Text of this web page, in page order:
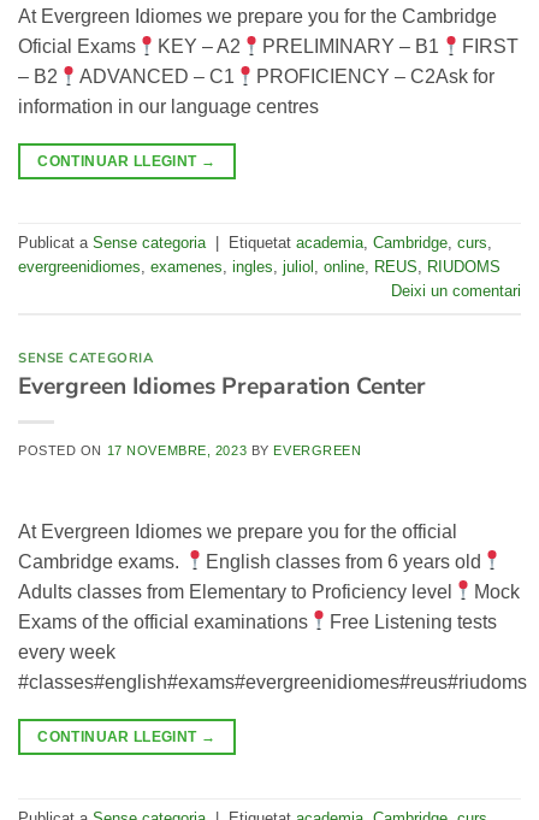
At Evergreen Idiomes we prepare you for the Cambridge
Oficial Exams
KEY – A2 PRELIMINARY – B1
FIRST
– B2
ADVANCED – C1
PROFICIENCY – C2Ask for
information in our language centres
CONTINUAR LLEGINT →
Publicat a Sense categoria Etiquetat academia, Cambridge, curs,
evergreenidiomes, examenes, ingles, juliol , online, REUS, RIUDOMS
Deixi un comentari
SENSE CATEGORIA
Evergreen Idiomes Preparation Center
POSTED ON 17 NOVEMBRE, 2023 BY EVERGREEN
At Evergreen Idiomes we prepare you for the official
Cambridge exams.
English classes from 6 years old
Adults classes from Elementary to Proficiency level
Mock
Exams of the official examinations
Free Listening tests
every week
#classes#english#exams#evergreenidiomes#reus#riudoms
CONTINUAR LLEGINT →